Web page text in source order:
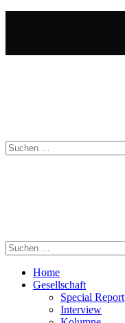
Suchen
nach:
Suchen
nach:
Home
Gesellschaft
Special Report
Interview